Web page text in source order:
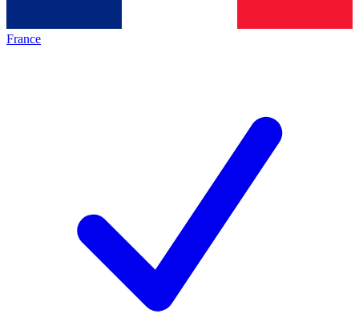
France